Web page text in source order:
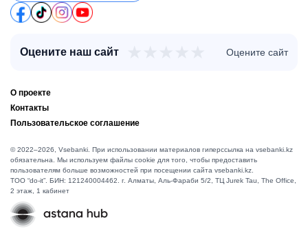
Оцените наш сайт Оцените сайт
О проекте
Контакты
Пользовательское соглашение
© 2022–2026, Vsebanki. При использовании материалов гиперссылка на vsebanki.kz
обязательна. Мы используем файлы cookie для того, чтобы предоставить
пользователям больше возможностей при посещении сайта vsebanki.kz.
TOO “do-it”. БИН: 121240004462. г. Алматы, ​Аль-Фараби 5/2, ТЦ Jurek Tau, The Office,
2 этаж, 1 кабинет